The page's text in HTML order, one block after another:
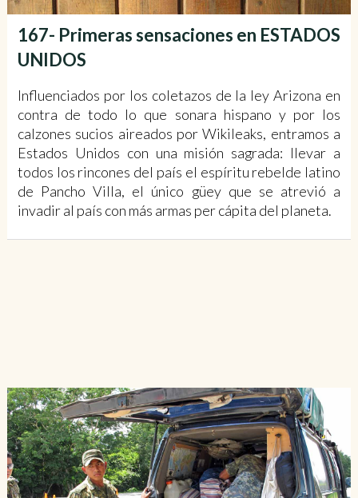
167- Primeras sensaciones en ESTADOS
UNIDOS
Influenciados por los coletazos de la ley Arizona en
contra de todo lo que sonara hispano y por los
calzones sucios aireados por Wikileaks, entramos a
Estados Unidos con una misión sagrada: llevar a
todos los rincones del país el espíritu rebelde latino
de Pancho Villa, el único güey que se atrevió a
invadir al país con más armas per cápita del planeta.